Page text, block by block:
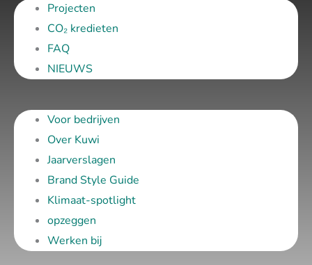
Projecten
CO₂ kredieten
FAQ
NIEUWS
Voor bedrijven
Over Kuwi
Jaarverslagen
Brand Style Guide
Klimaat-spotlight
opzeggen
Werken bij